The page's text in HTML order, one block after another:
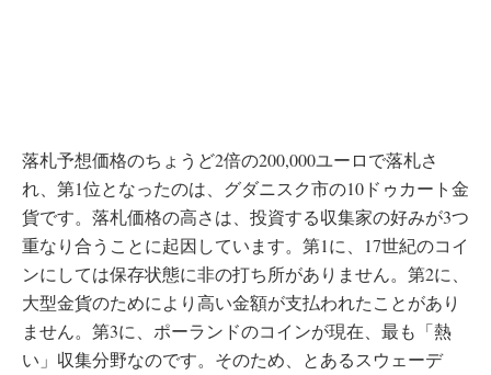
落札予想価格のちょうど2倍の200,000ユーロで落札さ
れ、第1位となったのは、グダニスク市の10ドゥカート金
貨です。落札価格の高さは、投資する収集家の好みが3つ
重なり合うことに起因しています。第1に、17世紀のコイ
ンにしては保存状態に非の打ち所がありません。第2に、
大型金貨のためにより高い金額が支払われたことがあり
ません。第3に、ポーランドのコインが現在、最も「熱
い」収集分野なのです。そのため、とあるスウェーデ